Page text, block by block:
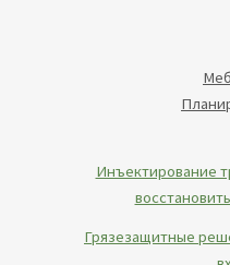
Инъектирование
Грязезащитные